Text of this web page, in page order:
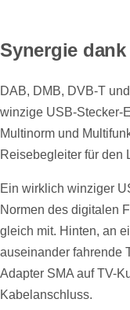
Synergie
DAB, DMB, DVB-T
winzige USB-Stecker-
Multinorm und
Reisebegleiter für den
Ein wirklich winziger
Normen des digitalen
gleich mit. Hinten, an
auseinander fahrende
Adapter SMA auf TV-
Kabelanschluss.